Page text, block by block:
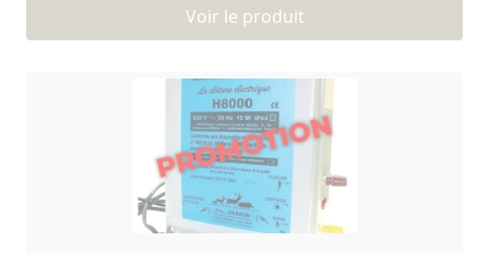
Voir le produit